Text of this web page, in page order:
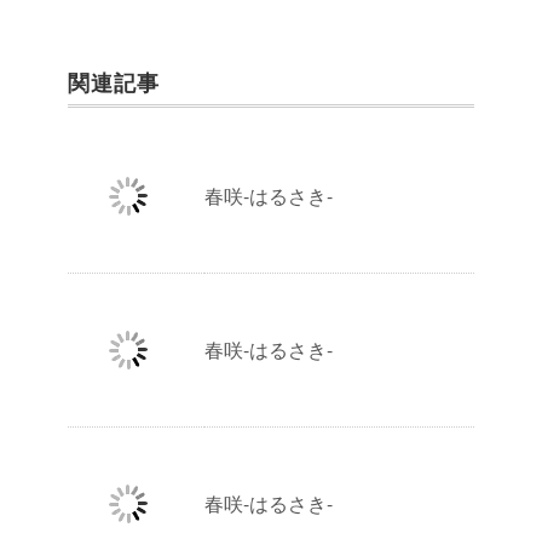
関連記事
春咲-はるさき-
春咲-はるさき-
春咲-はるさき-